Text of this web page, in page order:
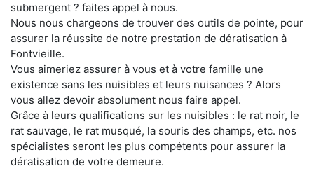
submergent ? faites appel à nous.
Nous nous chargeons de trouver des outils de pointe, pour
assurer la réussite de notre prestation de dératisation à
Fontvieille.
Vous aimeriez assurer à vous et à votre famille une
existence sans les nuisibles et leurs nuisances ? Alors
vous allez devoir absolument nous faire appel.
Grâce à leurs qualifications sur les nuisibles : le rat noir, le
rat sauvage, le rat musqué, la souris des champs, etc. nos
spécialistes seront les plus compétents pour assurer la
dératisation de votre demeure.